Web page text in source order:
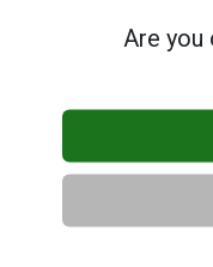
Are you